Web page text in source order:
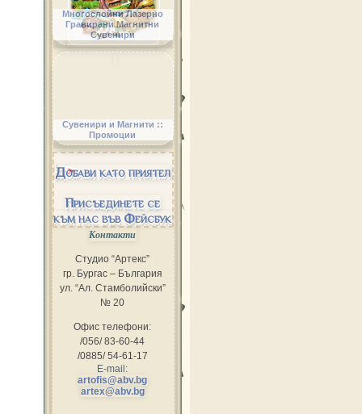
Многослойни Лазерно
Гравирани Магнитни
Сувенири
Сувенири и Магнити ::
Промоции
Добави като приятел
Присъединете се
към нас във Фейсбук
Контакти
Студио “Артекс”
гр. Бургас – България
ул. “Ал. Стамболийски”
№ 20
Офис телефони:
/056/ 83-60-44
/0885/ 54-61-17
E-mail:
artofis@abv.bg
artex@abv.bg